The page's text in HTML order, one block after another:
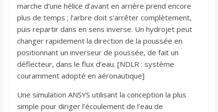
marche d’une hélice d’avant en arrière prend encore
plus de temps ; l’arbre doit s’arrêter complètement,
puis repartir dans en sens inverse. Un hydrojet peut
changer rapidement la direction de la poussée en
positionnant un inverseur de poussée, de fait un
déflecteur, dans le flux d’eau. [NDLR : système
couramment adopté en aéronautique]
Une simulation ANSYS utilisant la conception la plus
simple pour diriger l’écoulement de l’eau de